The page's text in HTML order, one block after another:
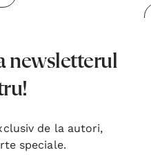
newsletterul
de la autori,
speciale.